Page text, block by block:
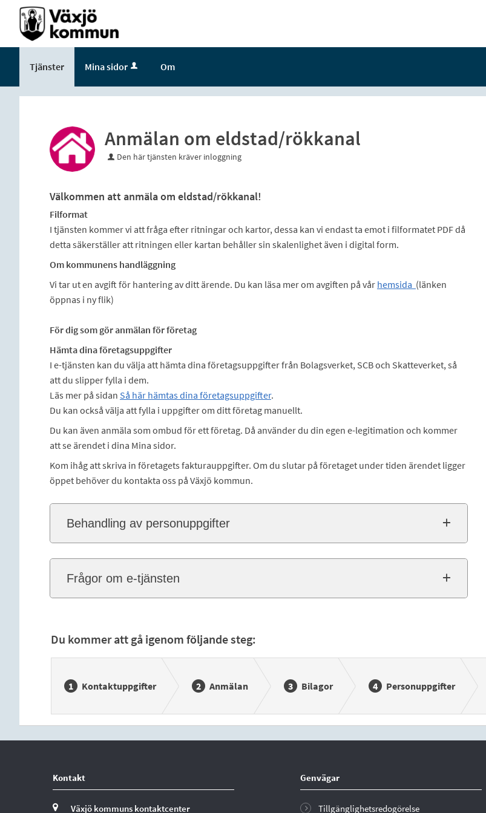
Välkommen
Växjö
Tjänster Mina sidor Om
Anmälan om eldstad/rökkanal
Den här tjänsten kräver inloggning
Välkommen att anmäla om eldstad/rökkanal!
Filformat
I tjänsten kommer vi att fråga efter ritningar och kartor, dessa kan vi endast ta emot i filformatet PDF då
detta säkerställer att ritningen eller kartan behåller sin skalenlighet även i digital form.
Om kommunens handläggning
Vi tar ut en avgift för hantering av ditt ärende. Du kan läsa mer om avgiften på vår hemsida (länken
öppnas i ny flik)
För dig som gör anmälan för företag
Hämta dina företagsuppgifter
I e-tjänsten kan du välja att hämta dina företagsuppgifter från Bolagsverket, SCB och Skatteverket, så
att du slipper fylla i dem.
Läs mer på sidan Så här hämtas dina företagsuppgifter.
Du kan också välja att fylla i uppgifter om ditt företag manuellt.
Du kan även anmäla som ombud för ett företag. Då använder du din egen e-legitimation och kommer
att se ärendet i dina Mina sidor.
Kom ihåg att skriva in företagets fakturauppgifter. Om du slutar på företaget under tiden ärendet ligger
öppet behöver du kontakta oss på Växjö kommun.
Behandling av personuppgifter
Frågor om e-tjänsten
Du kommer att gå igenom följande steg:
Kontaktuppgifter Anmälan Bilagor Personuppgifter
Kontakt
Växjö kommuns kontaktcenter
Genvägar
Tillgänglighetsredogörelse